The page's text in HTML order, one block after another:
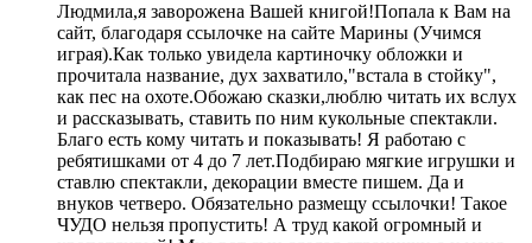
Людмила,я заворожена Вашей книгой!Попала к Вам на
сайт, благодаря ссылочке на сайте Марины (Учимся
играя).Как только увидела картиночку обложки и
прочитала название, дух захватило,"встала в стойку",
как пес на охоте.Обожаю сказки,люблю читать их вслух
и рассказывать, ставить по ним кукольные спектакли.
Благо есть кому читать и показывать! Я работаю с
ребятишками от 4 до 7 лет.Подбираю мягкие игрушки и
ставлю спектакли, декорации вместе пишем. Да и
внуков четверо. Обязательно размещу ссылочки! Такое
ЧУДО нельзя пропустить! А труд какой огромный и